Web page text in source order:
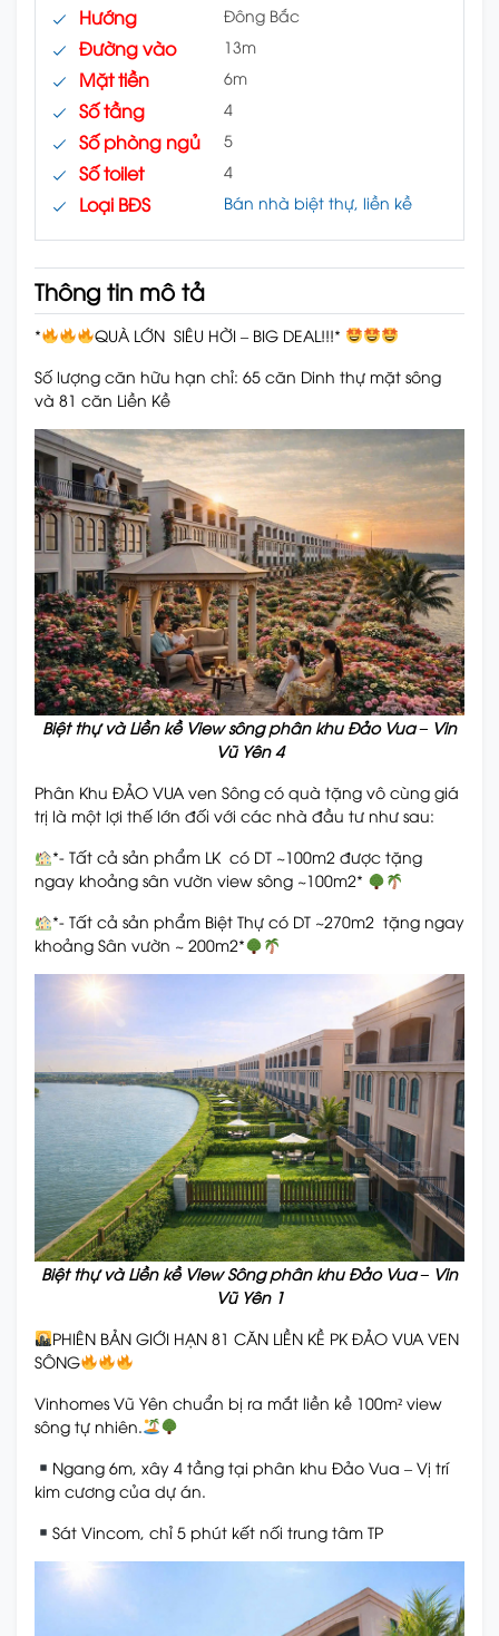
Hướng Đông Bắc
Đường vào 13m
Mặt tiền 6m
Số tầng 4
Số phòng ngủ 5
Số toilet 4
Loại BĐS Bán nhà biệt thự, liền kề
Thông tin mô tả
*
QUÀ LỚN SIÊU HỜI – BIG DEAL!!!*
Số lượng căn hữu hạn chỉ: 65 căn Dinh thự mặt sông
và 81 căn Liền Kề
Biệt thự và Liền kề View sông phân khu Đảo Vua – Vin
Vũ Yên 4
Phân Khu ĐẢO VUA ven Sông có quà tặng vô cùng giá
trị là một lợi thế lớn đối với các nhà đầu tư như sau:
*- Tất cả sản phẩm LK có DT ~100m2 được tặng
ngay khoảng sân vườn view sông ~100m2*
*- Tất cả sản phẩm Biệt Thự có DT ~270m2 tặng ngay
khoảng Sân vườn ~ 200m2*
Biệt thự và Liền kề View Sông phân khu Đảo Vua – Vin
Vũ Yên 1
PHIÊN BẢN GIỚI HẠN 81 CĂN LIỀN KỀ PK ĐẢO VUA VEN
SÔNG
Vinhomes Vũ Yên chuẩn bị ra mắt liền kề 100m² view
sông tự nhiên.
Ngang 6m, xây 4 tầng tại phân khu Đảo Vua – Vị trí
kim cương của dự án.
Sát Vincom, chỉ 5 phút kết nối trung tâm TP